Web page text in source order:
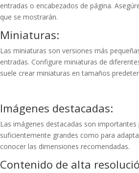
entradas o encabezados de página.
que se mostrarán.
Miniaturas:
Las miniaturas son versiones más
entradas. Configure miniaturas de
suele crear miniaturas en tamaños
Imágenes destacadas:
Las imágenes destacadas son
suficientemente grandes como para
conocer las dimensiones recomendadas.
Contenido de alta